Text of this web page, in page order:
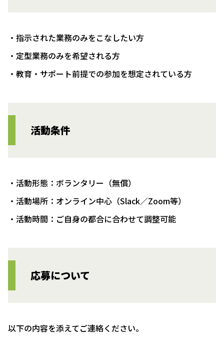
・指示された業務のみをこなしたい方
・定型業務のみを希望される方
・教育・サポート前提での参加を想定されている方
活動条件
・活動形態：ボランタリー（無償）
・活動場所：オンライン中心（Slack／Zoom等）
・活動時間：ご自身の都合に合わせて調整可能
応募について
以下の内容を添えてご連絡ください。